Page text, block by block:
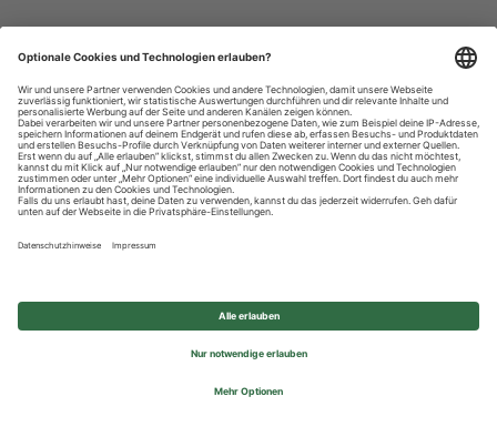
Datenschutzhinweise
Impressum
Privatsphäre-Einstellungen
© 2026 REWE Group - All rights reserved